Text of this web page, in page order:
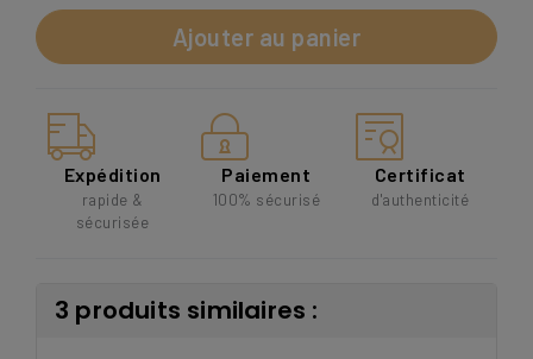
Ajouter au panier
Expédition
rapide &
sécurisée
Paiement
100% sécurisé
Certificat
d'authenticité
3 produits similaires :